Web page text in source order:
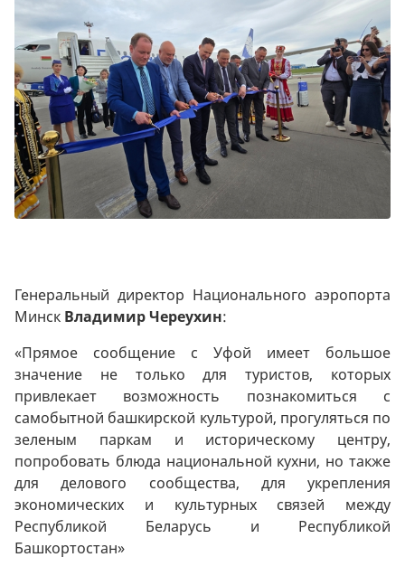
Генеральный директор Национального аэропорта
Минск Владимир Череухин:
«Прямое сообщение с Уфой имеет большое
значение не только для туристов, которых
привлекает возможность познакомиться с
самобытной башкирской культурой, прогуляться по
зеленым паркам и историческому центру,
попробовать блюда национальной кухни, но также
для делового сообщества, для укрепления
экономических и культурных связей между
Республикой Беларусь и Республикой
Башкортостан»